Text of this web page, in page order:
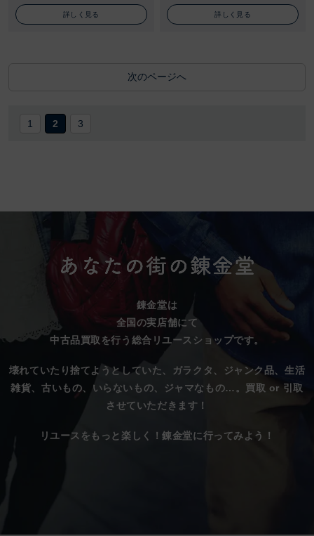
詳しく見る 詳しく見る
次のページへ
1 2 3
錬金堂は
全国の実店舗にて
中古品買取を行う総合リユースショップです。
壊れていたり捨てようとしていた、
ガラクタ、ジャンク品、生活
雑貨、古いもの、いらないもの、ジャマなもの…。 買取 or 引取
させていただきます！
リユースをもっと楽しく！錬金堂に行ってみよう！